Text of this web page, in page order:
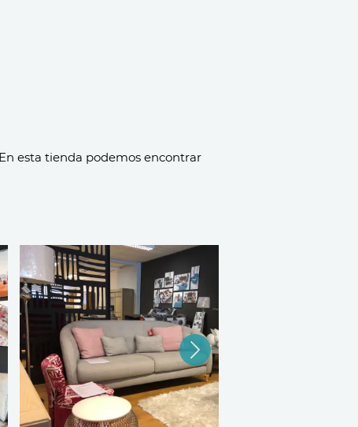
esta tienda podemos encontrar